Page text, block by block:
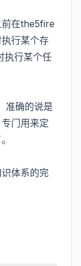
前在the5fire
行某个存
执行某个任
准确的说是
门用来定
体系的完